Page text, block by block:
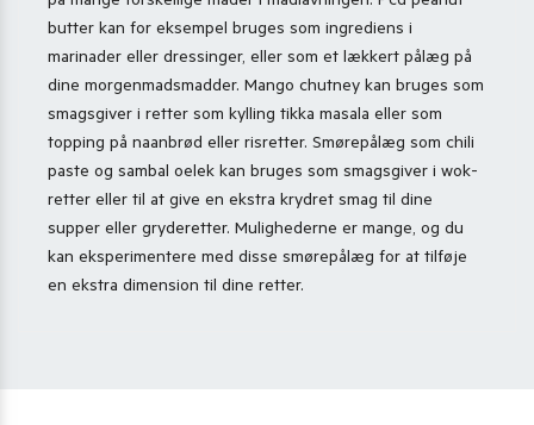
butter kan for eksempel bruges som ingrediens i
marinader eller dressinger, eller som et lækkert pålæg på
dine morgenmadsmadder. Mango chutney kan bruges som
smagsgiver i retter som kylling tikka masala eller som
topping på naanbrød eller risretter. Smørepålæg som chili
paste og sambal oelek kan bruges som smagsgiver i wok-
retter eller til at give en ekstra krydret smag til dine
supper eller gryderetter. Mulighederne er mange, og du
kan eksperimentere med disse smørepålæg for at tilføje
en ekstra dimension til dine retter.